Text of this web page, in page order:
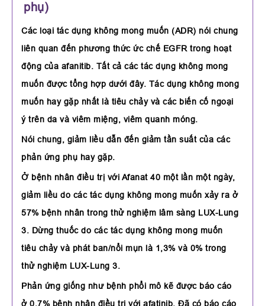
phụ)
Các loại tác dụng không mong muốn (ADR) nói chung
liên quan đến phương thức ức chế EGFR trong hoạt
động của afanitib. Tất cả các tác dụng không mong
muốn được tổng hợp dưới đây. Tác dụng không mong
muốn hay gặp nhất là tiêu chảy và các biến cố ngoại
ý trên da và viêm miệng, viêm quanh móng.
Nói chung, giảm liều dẫn đến giảm tần suất của các
phản ứng phụ hay gặp.
Ở bệnh nhân điều trị với Afanat 40 một lần một ngày,
giảm liều do các tác dụng không mong muốn xảy ra ở
57% bệnh nhân trong thử nghiệm lâm sàng LUX-Lung
3. Dừng thuốc do các tác dụng không mong muốn
tiêu chảy và phát ban/nổi mụn là 1,3% và 0% trong
thử nghiệm LUX-Lung 3.
Phản ứng giống như bệnh phổi mô kẽ được báo cáo
ở 0,7% bệnh nhân điều trị với afatinib. Đã có báo cáo